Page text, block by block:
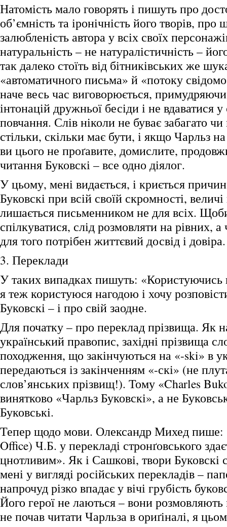
Натомість мало говорять і пишуть про
об’ємність та іронічність його творів, про
залюбленість автора у всіх своїх
натуральність – не натуралістичність –
так далеко стоїть від бітниківських же
«автоматичного письма» й «потоку
наче весь час виговорюється,
інтонацій дружньої бесіди і не вдаватися
повчання. Слів ніколи не буває забагато
стільки, скільки має бути, і якщо Чарльз
ви цього не проґавите, домислите,
читання Буковскі – все одно діялог.
У цьому, мені видається, і криється
Буковскі при всій своїй скромності,
лишається письменником не для всіх.
спілкуватися, слід розмовляти на рівних, а
для того потрібен життєвий досвід і довіра.
3. Переклади
У таких випадках пишуть:
я теж користуюся нагодою і хочу
Буковскі – і про свій заодне.
Для початку – про переклад прізвища. Як
український правопис, західні прізвища
походження, що закінчуються на «-ski» в
передаються із закінченням «-скі» (не
слов’янських прізвищ!). Тому «Charles
винятково «Чарльз Буковскі», а не
Буковські.
Тепер щодо мови. Олександр Михед пише:
Office) Ч.Б. у перекладі стронґовського
цнотливим». Як і Сашкові, твори Буковскі
мені у вигляді російських перекладів –
напрочуд різко впадає у вічі грубість
Його герої не лаються – вони
не почав читати Чарльза в ориґіналі, я